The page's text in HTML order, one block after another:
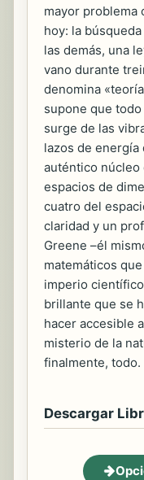
mayor problema
hoy: la
las demás, una
vano durante
denomina
supone que
surge de las
lazos de
auténtico núcleo
espacios de
cuatro del
claridad y un
Greene –él
matemáticos
imperio
brillante que se
hacer accesible
misterio de la
finalmente, todo.
Descargar